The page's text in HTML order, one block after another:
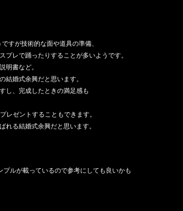
すが技術的な面や道具の準備、
で踊ったりすることが多いようです。
書など。
婚式余興だと思います。
、完成したときの満足感も
レゼントすることもできます。
る結婚式余興だと思います。
ルが載っているので参考にしても良いかも